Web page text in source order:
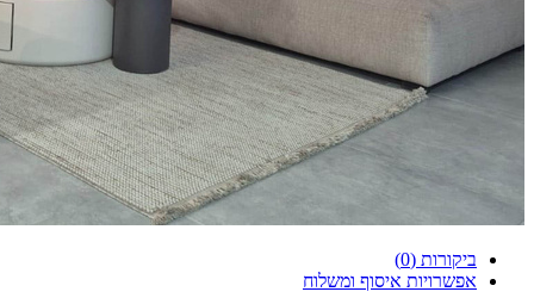
ביקורות (0)
אפשרויות איסוף ומשלוח